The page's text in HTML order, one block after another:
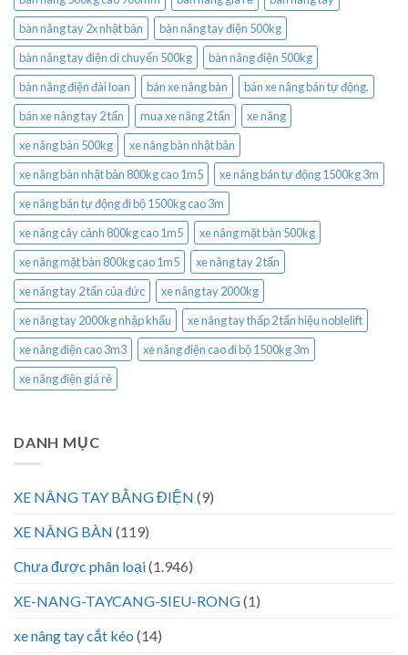
bàn nâng tay 2x nhật bản
bàn nâng tay điện 500kg
bàn nâng tay điện di chuyển 500kg
bàn nâng điện 500kg
bàn nâng điện đài loan
bán xe nâng bàn
bán xe nâng bán tự động.
bán xe nâng tay 2 tấn
mua xe nâng 2 tấn
xe nâng
xe nâng bàn 500kg
xe nâng bàn nhật bản
xe nâng bàn nhật bản 800kg cao 1m5
xe nâng bán tự động 1500kg 3m
xe nâng bán tự động đi bộ 1500kg cao 3m
xe nâng cây cảnh 800kg cao 1m5
xe nâng mặt bàn 500kg
xe nâng mặt bàn 800kg cao 1m5
xe nâng tay 2 tấn
xe nâng tay 2 tấn của đức
xe nâng tay 2000kg
xe nâng tay 2000kg nhập khẩu
xe nâng tay thấp 2 tấn hiệu noblelift
xe nâng điện cao 3m3
xe nâng điện cao đi bộ 1500kg 3m
xe nâng điện giá rẻ
DANH MỤC
XE NÂNG TAY BẰNG ĐIỆN (9)
XE NÂNG BÀN (119)
Chưa được phân loại(1.946)
XE-NANG-TAYCANG-SIEU-RONG(1)
xe nâng tay cắt kéo (14)